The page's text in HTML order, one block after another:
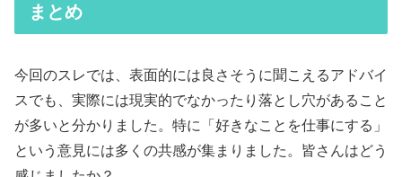
まとめ
今回のスレでは、表面的には良さそうに聞こえるアドバイ
スでも、実際には現実的でなかったり落とし穴があること
が多いと分かりました。特に「好きなことを仕事にする」
という意見には多くの共感が集まりました。皆さんはどう